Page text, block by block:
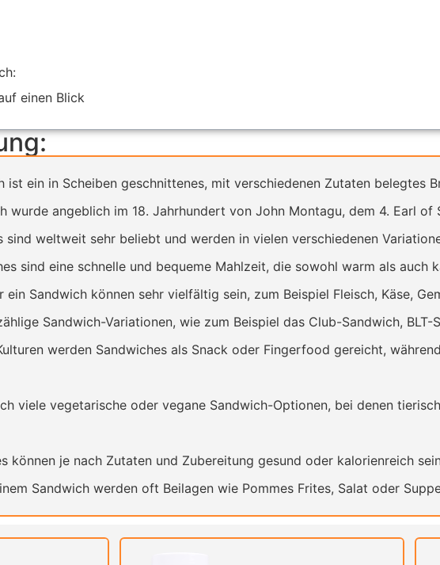
einen Blick
ist ein in Scheiben geschnittenes, mit verschiedenen Zutaten belegtes
wurde angeblich im 18. Jahrhundert von John Montagu, dem 4. Earl of
sind weltweit sehr beliebt und werden in vielen verschiedenen
sind eine schnelle und bequeme Mahlzeit, die sowohl warm als auch
ein Sandwich können sehr vielfältig sein, zum Beispiel Fleisch, Käse,
Sandwich-Variationen, wie zum Beispiel das Club-Sandwich,
werden Sandwiches als Snack oder Fingerfood gereicht,
viele vegetarische oder vegane Sandwich-Optionen, bei denen
können je nach Zutaten und Zubereitung gesund oder kalorienreich
Sandwich werden oft Beilagen wie Pommes Frites, Salat oder